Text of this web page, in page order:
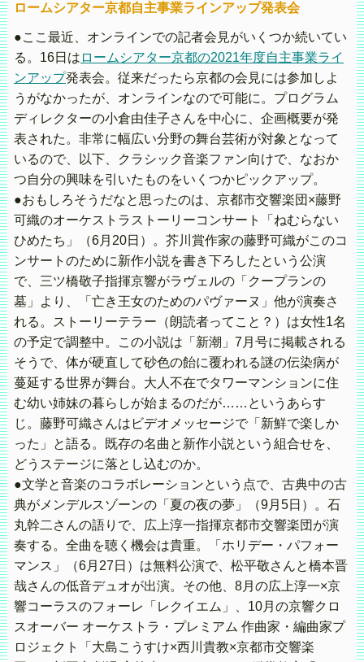
ロームシアター京都自主事業ラインアップ発表会
●ここ最近、オンラインでの記者会見がいくつか続いてい
る。16日は ロームシアター京都の2021年度自主事業ライ
ンアップ発表会。従来だったら京都の会見には参加しよ
うがなかったが、オンラインなので可能に。プログラム
ディレクターの小倉由佳子さんを中心に、企画概要が発
表された。非常に幅広い分野の舞台芸術が対象となって
いるので、以下、クラシック音楽ファン向けで、なおか
つ自分の興味を引いたものをいくつかピックアップ。
●おもしろそうだなと思ったのは、京都市交響楽団×藤野
可織のオーケストラストーリーコンサート「ねむらない
ひめたち」（6月20日）。芥川賞作家の藤野可織がこのコ
ンサートのために新作小説を書き下ろしたという公演
で、三ツ橋敬子指揮京響がラヴェルの「クープランの
墓」より、「亡き王女のためのパヴァーヌ」他が演奏さ
れる。ストーリーテラー（朗読者ってこと？）は女性1名
の予定で調整中。この小説は「新潮」7月号に掲載される
そうで、体が硬直して砂色の飴に覆われる謎の伝染病が
蔓延する世界が舞台。大人不在でタワーマンションに住
む幼い姉妹の暮らしが始まるのだが……というあらす
じ。藤野可織さんはビデオメッセージで「新鮮で楽しか
った」と語る。既存の名曲と新作小説という組合せを、
どうステージに落とし込むのか。
●文学と音楽のコラボレーションという点で、古典中の古
典がメンデルスゾーンの「夏の夜の夢」（9月5日）。石
丸幹二さんの語りで、広上淳一指揮京都市交響楽団が演
奏する。全曲を聴く機会は貴重。「ホリデー・パフォー
マンス」（6月27日）は無料公演で、松平敬さんと橋本晋
哉さんの低音デュオが出演。その他、8月の広上淳一×京
響コーラスのフォーレ「レクイエム」、10月の京響クロ
スオーバー オーケストラ・プレミアム 作曲家・編曲家プ
ロジェクト「大島こうすけ×西川貴教×京都市交響楽